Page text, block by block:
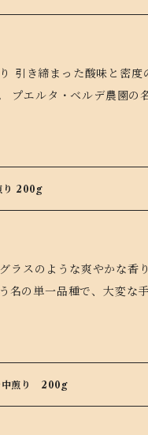
甘
山）から 流れてくる風に
め、昼夜の寒暖差が非
い芳香、上品で際立った
すのですが、プエルタ・
り 200g
名の単一品種で、大変な
中煎り 200g